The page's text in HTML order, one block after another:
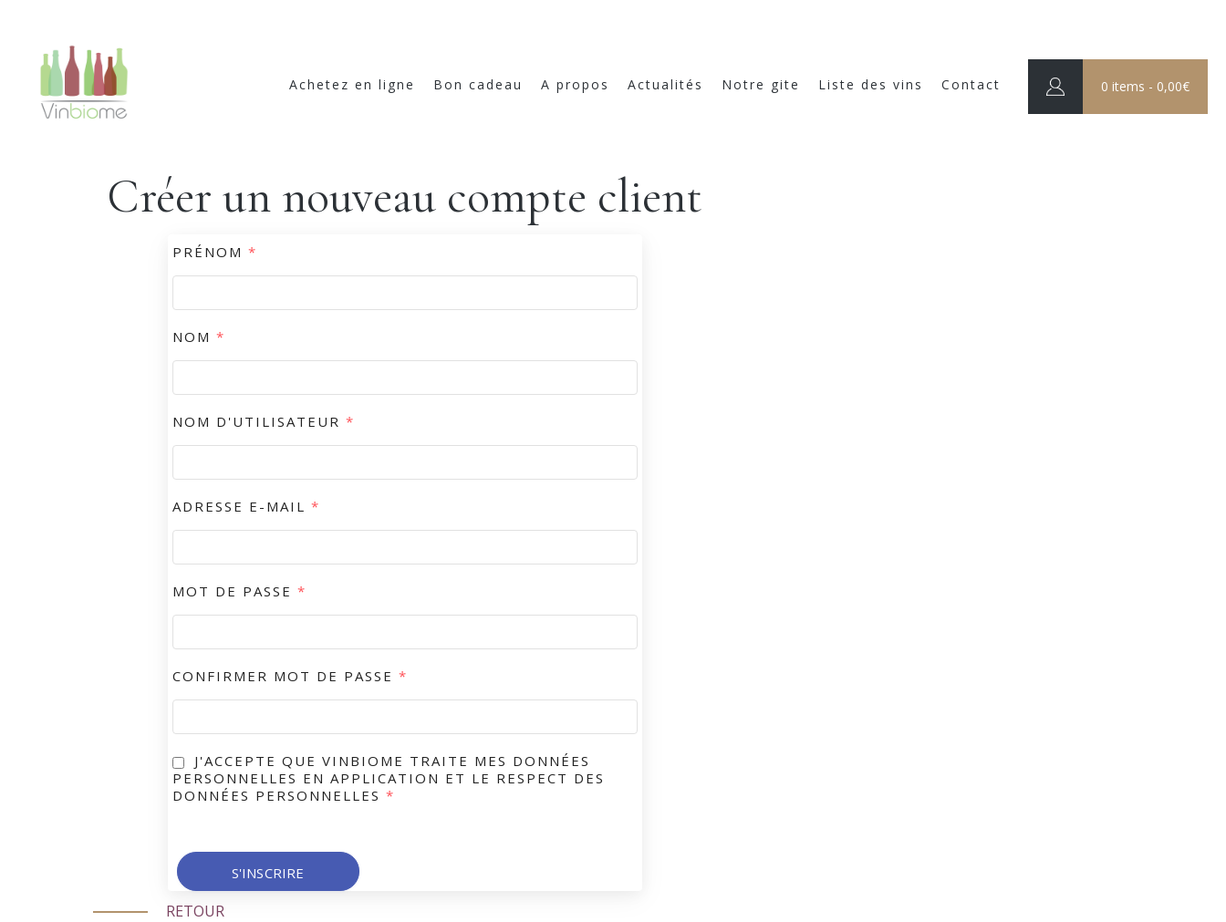
0 items - 0,00€
Achetez en ligne Bon cadeau A propos Actualités Notre gite Liste des vins Contact
Créer un nouveau compte client
PRÉNOM *
NOM *
NOM D'UTILISATEUR *
ADRESSE E-MAIL *
MOT DE PASSE *
CONFIRMER MOT DE PASSE *
J'ACCEPTE QUE VINBIOME TRAITE MES DONNÉES
PERSONNELLES EN APPLICATION ET LE RESPECT DES
DONNÉES PERSONNELLES *
S'INSCRIRE
RETOUR